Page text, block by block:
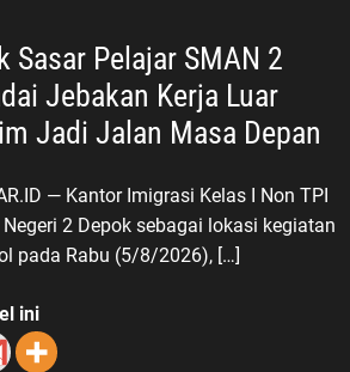
Sasar Pelajar SMAN 2
Jebakan Kerja Luar
— Kantor Imigrasi Kelas I Non TPI
2 Depok sebagai lokasi kegiatan
pada Rabu (5/8/2026), […]
ini